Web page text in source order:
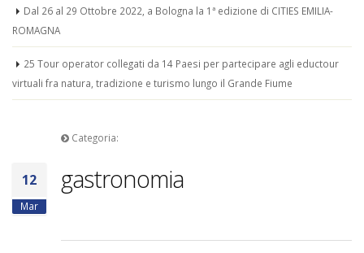
Dal 26 al 29 Ottobre 2022, a Bologna la 1ª edizione di CITIES EMILIA-
ROMAGNA
25 Tour operator collegati da 14 Paesi per partecipare agli eductour
virtuali fra natura, tradizione e turismo lungo il Grande Fiume
Categoria:
12
Mar
gastronomia